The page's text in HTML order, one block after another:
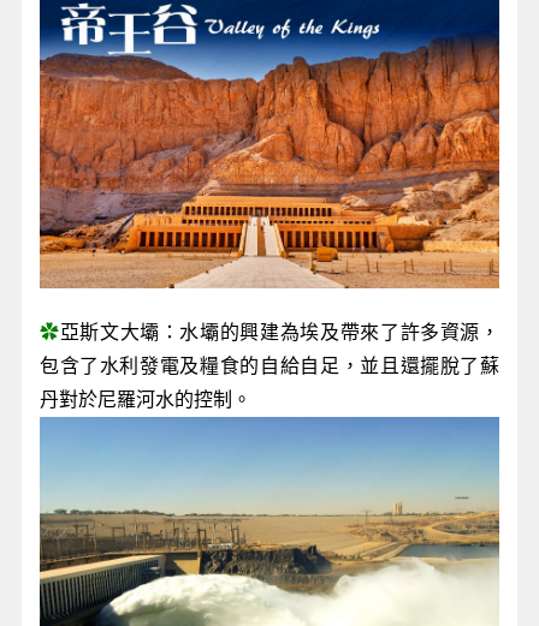
✿亞斯文大壩：水壩的興建為埃及帶來了許多資源，
包含了水利發電及糧食的自給自足，並且還擺脫了蘇
丹對於尼羅河水的控制。